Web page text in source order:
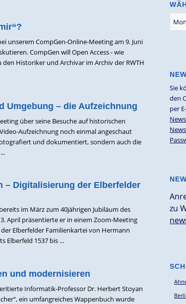
unserem CompGen-Online-Meeting am 9. Juni
CompGen will Open Access - wie
Historiker und Archivar im Archiv der RWTH
Umgebung – die Aufzeichnung
über seine Besuche auf historischen
Aufzeichnung noch einmal angeschaut
und dokumentiert, sondern auch die
– Digitalisierung der Elberfelder
im März zum 40jährigen Jubiläum des
April präsentierte er in einem Zoom-Meeting
Elberfelder Familienkartei von Hermann
Elberfeld 1537 bis ...
und modernisieren
Informatik-Professor Dr. Herbert Stoyan
ein umfangreiches Wappenbuch wurde
Sie
den
per
zu